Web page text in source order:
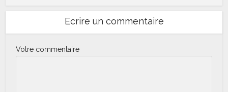
Ecrire un commentaire
Votre commentaire